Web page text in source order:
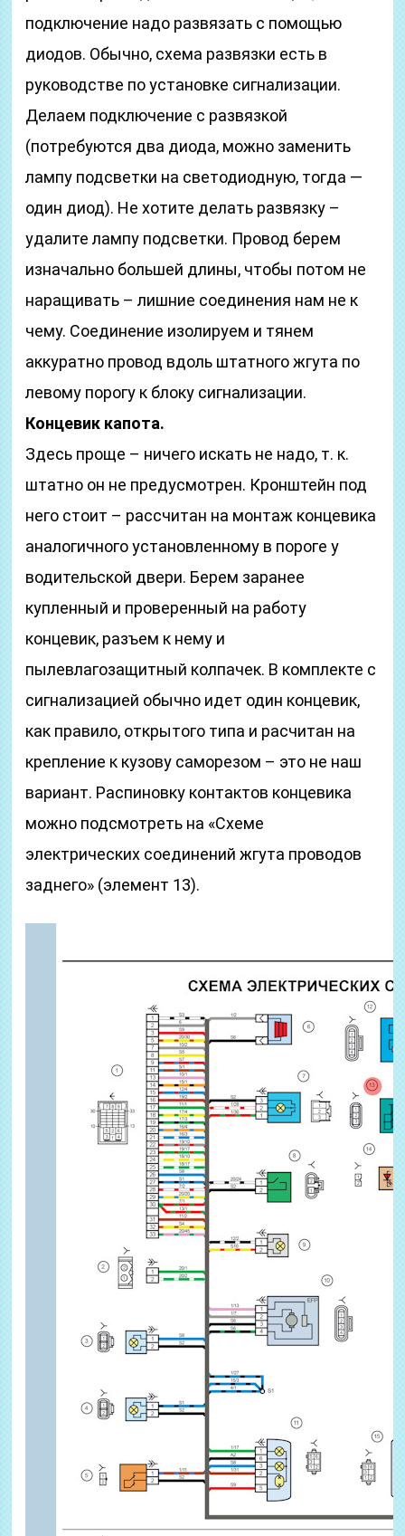
подключение надо развязать с помощью
диодов. Обычно, схема развязки есть в
руководстве по установке сигнализации.
Делаем подключение с развязкой
(потребуются два диода, можно заменить
лампу подсветки на светодиодную, тогда —
один диод). Не хотите делать развязку –
удалите лампу подсветки. Провод берем
изначально большей длины, чтобы потом не
наращивать – лишние соединения нам не к
чему. Соединение изолируем и тянем
аккуратно провод вдоль штатного жгута по
левому порогу к блоку сигнализации.
Концевик капота.
Здесь проще – ничего искать не надо, т. к.
штатно он не предусмотрен. Кронштейн под
него стоит – рассчитан на монтаж концевика
аналогичного установленному в пороге у
водительской двери. Берем заранее
купленный и проверенный на работу
концевик, разъем к нему и
пылевлагозащитный колпачек. В комплекте с
сигнализацией обычно идет один концевик,
как правило, открытого типа и расчитан на
крепление к кузову саморезом – это не наш
вариант. Распиновку контактов концевика
можно подсмотреть на «Схеме
электрических соединений жгута проводов
заднего» (элемент 13).